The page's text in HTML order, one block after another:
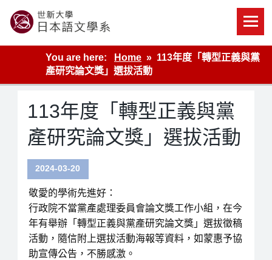
content
世新大學教學單位的網站
You are here:
Home
113年度「轉型正義與黨
產研究論文獎」選拔活動
113年度「轉型正義與黨
產研究論文獎」選拔活動
2024-03-20
敬愛的學術先進好：
行政院不當黨產處理委員會論文獎工作小組，在今
年有舉辦「轉型正義與黨產研究論文獎」選拔徵稿
活動，隨信附上選拔活動海報等資料，如蒙惠予協
助宣傳公告，不勝感激。